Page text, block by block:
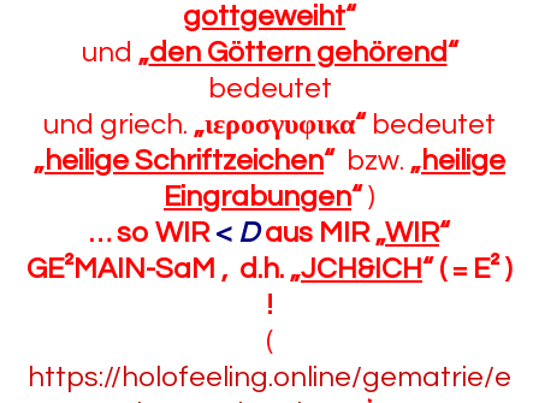
gottgeweiht“
und „den Göttern gehörend“
bedeutet
und griech. „ιεροσγυφικα“ bedeutet
„heilige Schriftzeichen“ bzw. „heilige
Eingrabungen“ )
… so WIR < D aus MIR „WIR“
GE²MAIN-SaM , d.h. „JCH&ICH“ ( = E² )
!
(
https://holofeeling.online/gematrie/e